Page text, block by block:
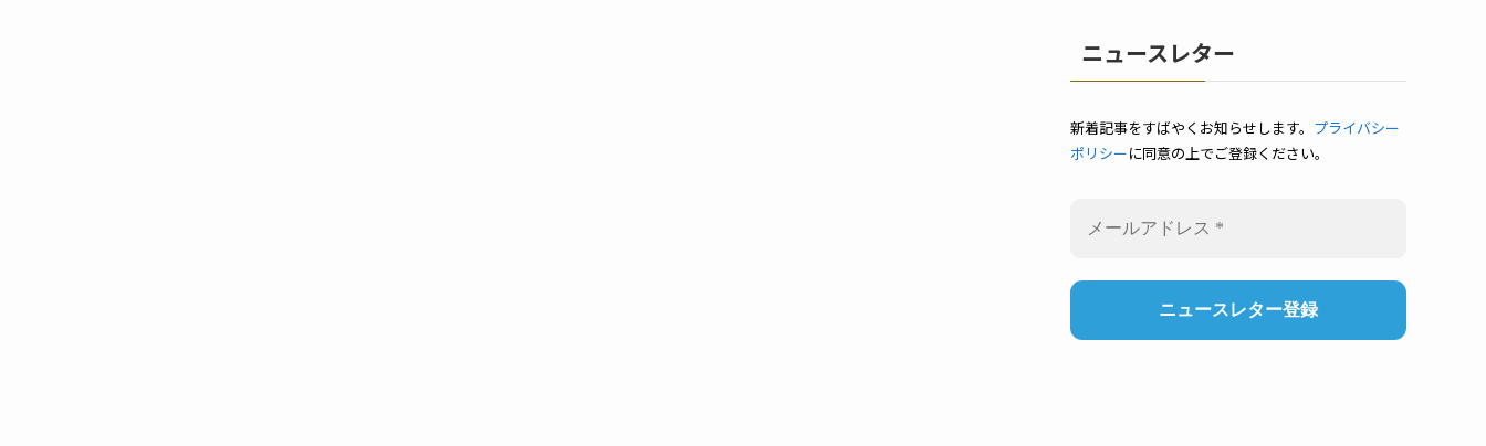
ニュースレター
新着記事をすばやくお知らせします。 プライバシー
ポリシーに同意の上でご登録ください。